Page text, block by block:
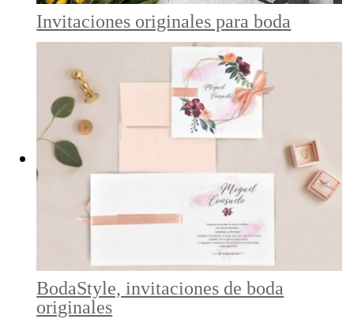
Invitaciones originales para boda
BodaStyle, invitaciones de boda
originales